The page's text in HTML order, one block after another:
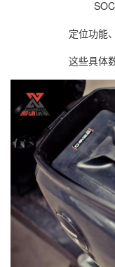
定位功能
这些具体